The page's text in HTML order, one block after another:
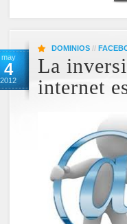
may
4
2012
DOMINIOS //
La
internet